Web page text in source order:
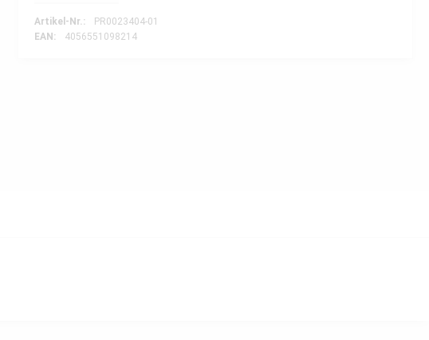
Artikel-Nr.:
PR0023404-01
EAN:
4056551098214